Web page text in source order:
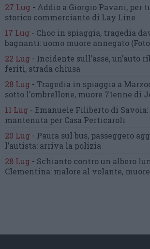
27 Lug - Addio a Giorgio Pavani, per
storico commerciante di Lay Line
17 Lug - Choc in spiaggia, tragedia
bagnanti:uomo muore annegato
22 Lug - Incidente sull’asse, un’auto
feriti, strada chiusa
28 Lug - Tragedia in spiaggia a
sotto l’ombrellone, muore 71enne di
11 Lug - Emanuele Filiberto di Savoia:
mantenuta per Casa Perticaroli
20 Lug - Paura sul bus, passeggero
l’autista: arriva la polizia
28 Lug - Schianto contro un albero
Clementina: malore al volante,